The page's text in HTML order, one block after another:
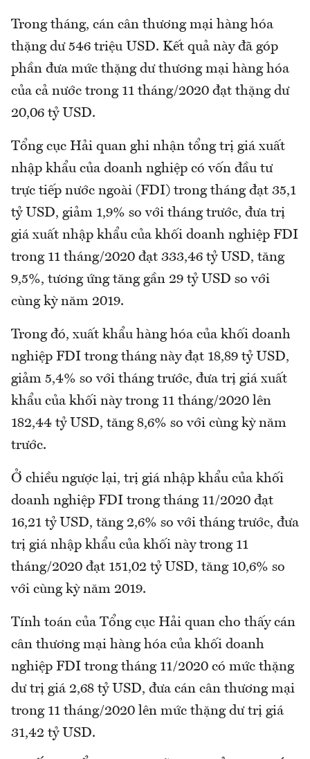
Trong tháng, cán cân thương mại hàng hóa
thặng dư 546 triệu USD. Kết quả này đã góp
phần đưa mức thặng dư thương mại hàng hóa
của cả nước trong 11 tháng/2020 đạt thặng dư
20,06 tỷ USD.
Tổng cục Hải quan ghi nhận tổng trị giá xuất
nhập khẩu của doanh nghiệp có vốn đầu tư
trực tiếp nước ngoài (FDI) trong tháng đạt 35,1
tỷ USD, giảm 1,9% so với tháng trước, đưa trị
giá xuất nhập khẩu của khối doanh nghiệp FDI
trong 11 tháng/2020 đạt 333,46 tỷ USD, tăng
9,5%, tương ứng tăng gần 29 tỷ USD so với
cùng kỳ năm 2019.
Trong đó, xuất khẩu hàng hóa của khối doanh
nghiệp FDI trong tháng này đạt 18,89 tỷ USD,
giảm 5,4% so với tháng trước, đưa trị giá xuất
khẩu của khối này trong 11 tháng/2020 lên
182,44 tỷ USD, tăng 8,6% so với cùng kỳ năm
trước.
Ở chiều ngược lại, trị giá nhập khẩu của khối
doanh nghiệp FDI trong tháng 11/2020 đạt
16,21 tỷ USD, tăng 2,6% so với tháng trước, đưa
trị giá nhập khẩu của khối này trong 11
tháng/2020 đạt 151,02 tỷ USD, tăng 10,6% so
với cùng kỳ năm 2019.
Tính toán của Tổng cục Hải quan cho thấy cán
cân thương mại hàng hóa của khối doanh
nghiệp FDI trong tháng 11/2020 có mức thặng
dư trị giá 2,68 tỷ USD, đưa cán cân thương mại
trong 11 tháng/2020 lên mức thặng dư trị giá
31,42 tỷ USD.